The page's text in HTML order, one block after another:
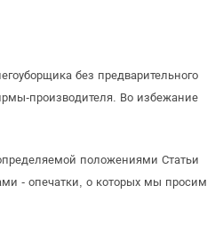
без предварительного
производителя. Во избежание
положениями Статьи
- опечатки, о которых мы просим